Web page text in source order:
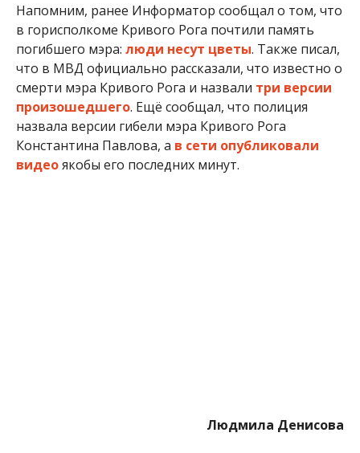
Напомним, ранее Информатор сообщал о том, что
в горисполкоме Кривого Рога почтили память
погибшего мэра: люди несут цветы. Также писал,
что в МВД официально рассказали, что известно о
смерти мэра Кривого Рога и назвали три версии
произошедшего. Ещё сообщал, что полиция
назвала версии гибели мэра Кривого Рога
Константина Павлова, а в сети опубликовали
видеоякобы его последних минут.
Людмила Денисова